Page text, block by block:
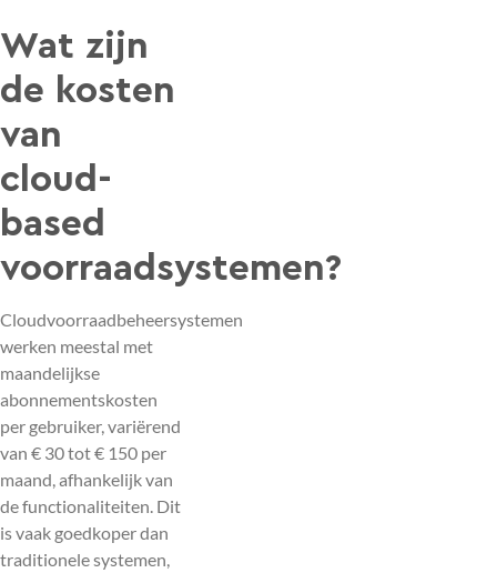
Wat zijn
de kosten
van
cloud-
based
voorraadsystemen?
Cloudvoorraadbeheersystemen
werken meestal met
maandelijkse
abonnementskosten
per gebruiker, variërend
van € 30 tot € 150 per
maand, afhankelijk van
de functionaliteiten. Dit
is vaak goedkoper dan
traditionele systemen,